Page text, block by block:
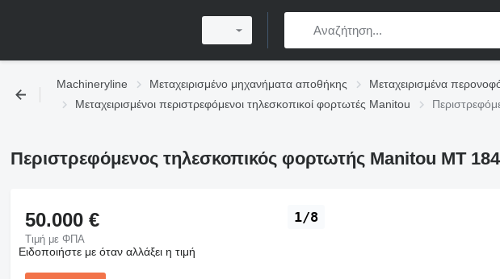
Machineryline Μεταχειρισμένο μηχανήματα αποθήκης Μεταχειρισμένα
Μεταχειρισμένοι περιστρεφόμενοι τηλεσκοπικοί φορτωτές Manitou
Περιστρεφόμενος τηλεσκοπικός φορτωτής Manitou MT
1/8
50.000 €
Τιμή με ΦΠΑ
Ειδοποιήστε με όταν αλλάξει η τιμή